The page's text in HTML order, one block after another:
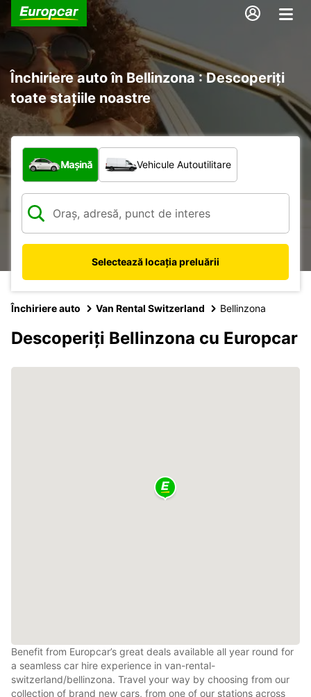
Închiriere auto în Bellinzona : Descoperiți
toate stațiile noastre
Ce tip de vehicul?
Mașină Vehicule Autoutilitare
Selectează locația preluării
Închiriere auto Van Rental Switzerland Bellinzona
Descoperiți Bellinzona cu Europcar
Benefit from Europcar’s great deals available all year round for
a seamless car hire experience in van-rental-
switzerland/bellinzona. Travel your way by choosing from our
collection of brand new cars, from one of our stations across